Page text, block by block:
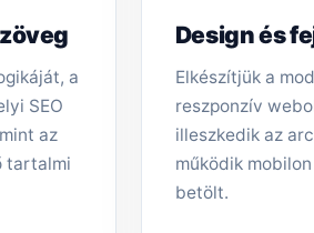
a
SEO
az
tartalmi
Design és
Elkészítjük a
reszponzív
illeszkedik az
működik
betölt.